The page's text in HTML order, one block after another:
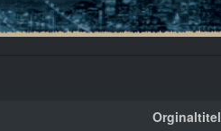
Orginaltitel